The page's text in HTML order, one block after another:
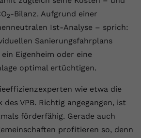
2-Bilanz. Aufgrund einer
Ist-Analyse – sprich:
Sanierungsfahrplans
Eigenheim oder eine
optimal ertüchtigen.
wie etwa die
VPB. Richtig angegangen, ist
förderfähig. Gerade auch
profitieren so, denn
setzt diesen Cookie, um die
des Benutzers zu
der eingebettete YouTube-
verwendet.